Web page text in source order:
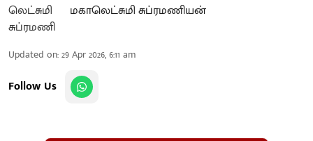
மகாலெட்சுமி சுப்ரமணியன்
Updated on:29 Apr 2026, 6:11 am
Follow Us